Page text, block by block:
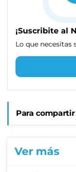
¡Suscribite al
Lo que necesitas
Para
Ver más